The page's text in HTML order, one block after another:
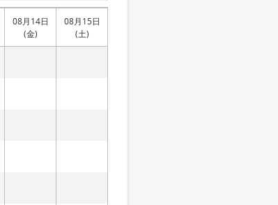
08月14日
(金)
08月15日
(土)